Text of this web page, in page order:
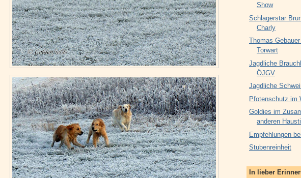
Show
Schlagerstar
Charly
Thomas
Torwart
Jagdliche
ÖJGV
Jagdliche
Pfotenschutz im
Goldies im
anderen
Empfehlungen
Stubenreinheit
In lieber